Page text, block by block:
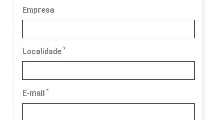
Empresa
Localidade *
E-mail *